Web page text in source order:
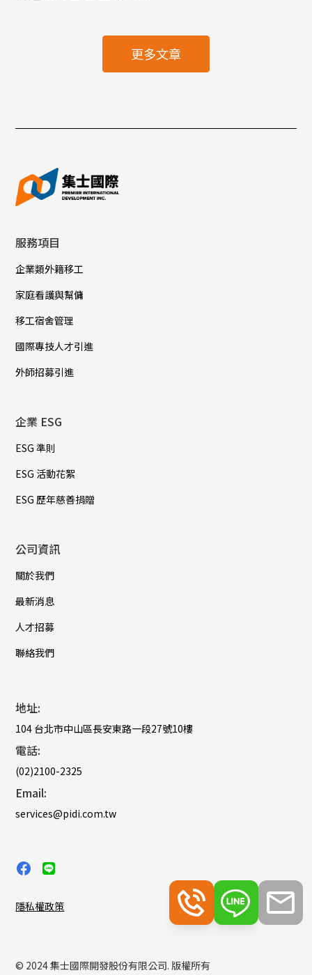
更多文章
服務項目
企業類外籍移工
家庭看護與幫傭
移工宿舍管理
國際專技人才引進
外師招募引進
企業 ESG
ESG 準則
ESG 活動花絮
ESG 歷年慈善捐贈
公司資訊
關於我們
最新消息
人才招募
聯絡我們
地址:
104 台北市中山區長安東路一段27號10樓
電話:
(02)2100-2325
Email:
services@pidi.com.tw
© 2024 集士國際開發股份有限公司. 版權所有
隱私權政策